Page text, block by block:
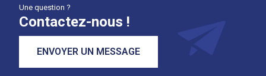
Une question ?
Contactez-nous !
ENVOYER UN MESSAGE